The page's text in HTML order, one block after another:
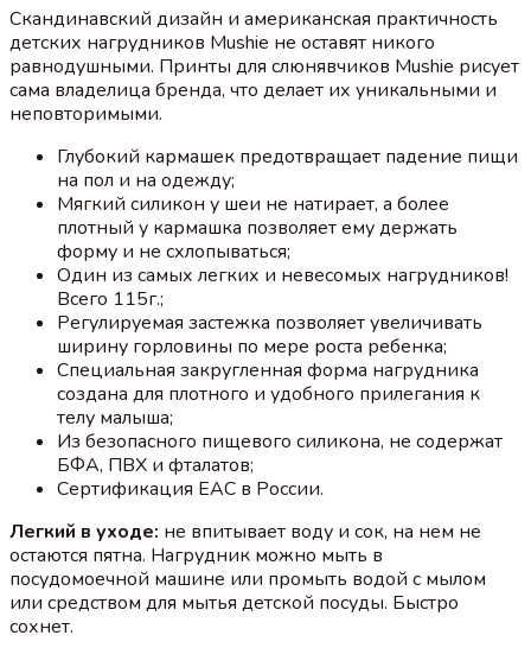
Скандинавский дизайн и американская практичность
детских нагрудников Mushie не оставят никого
равнодушными. Принты для слюнявчиков Mushie рисует
сама владелица бренда, что делает их уникальными и
неповторимыми.
Глубокий кармашек предотвращает падение пищи
на пол и на одежду;⠀
Мягкий силикон у шеи не натирает, а более
плотный у кармашка позволяет ему держать
форму и не схлопываться;⠀
Один из самых легких и невесомых нагрудников!
Всего 115г.;⠀
Регулируемая застежка позволяет увеличивать
ширину горловины по мере роста ребенка;⠀
Специальная закругленная форма нагрудника
создана для плотного и удобного прилегания к
телу малыша;
Из безопасного пищевого силикона, не содержат
БФА, ПВХ и фталатов;
Сертификация EAС в России.⠀⠀⠀
Легкий в уходе: не впитывает воду и сок, на нем не
остаются пятна. Нагрудник можно мыть в
посудомоечной машине или промыть водой с мылом
или средством для мытья детской посуды. Быстро
сохнет.